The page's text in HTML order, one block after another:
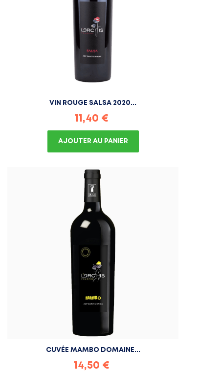
VIN ROUGE SALSA 2020...
Prix
11,40 €
AJOUTER AU PANIER
CUVÉE MAMBO DOMAINE...
Prix
14,50 €